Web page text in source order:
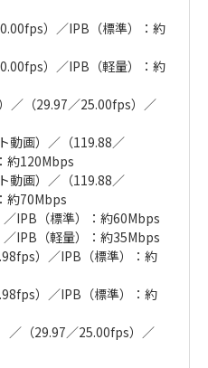
）／IPB（標準）：約
）／IPB（軽量）：約
／（29.97／25.00fps）／
動画）／（119.88／
約120Mbps
動画）／（119.88／
約70Mbps
IPB（標準）：約60Mbps
IPB（軽量）：約35Mbps
）／IPB（標準）：約
）／IPB（標準）：約
／（29.97／25.00fps）／